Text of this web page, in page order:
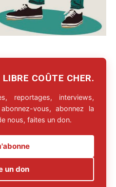
COÛTE CHER.
reportages, interviews,
vous, abonnez la
nous, faites un don.
un don